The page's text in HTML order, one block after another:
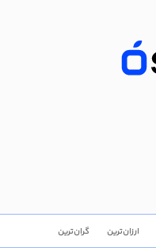
ارزان‌ترین گران‌ترین